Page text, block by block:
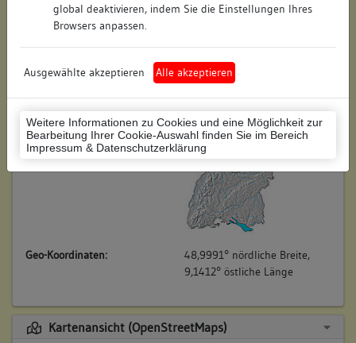
global deaktivieren, indem Sie die Einstellungen Ihres
Browsers anpassen.
Ausgewählte akzeptieren Alle akzeptieren
Weitere Informationen zu Cookies und eine Möglichkeit zur
Bearbeitung Ihrer Cookie-Auswahl finden Sie im Bereich
Impressum & Datenschutzerklärung
Wohnplatzschlüssel: 8118007001
Flurstücknummer: keine
Historischer Straßenname: keiner
Lage des Wohnplatzes:
Geo-Koordinaten:
48,9991° nördliche Breite,
9,1412° östliche Länge
Kartenansicht (OpenStreetMaps)